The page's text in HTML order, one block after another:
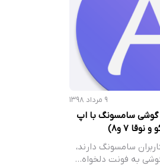
۹ مرداد ۱۳۹۸
سامسونگ با اپ
سامسونگ دارند،
به فونت دلخواه…